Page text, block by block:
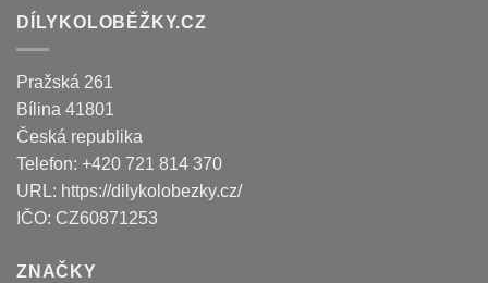
DÍLYKOLOBĚŽKY.CZ
Pražská 261
Bílina 41801
Česká republika
Telefon: +420 721 814 370
URL: https://dilykolobezky.cz/
IČO: CZ60871253
ZNAČKY